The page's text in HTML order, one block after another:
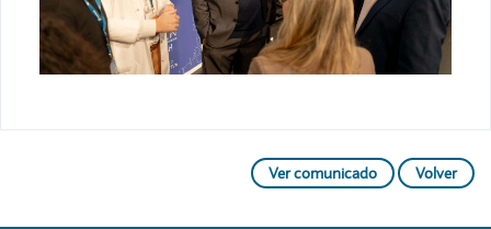
Ver comunicado Volver